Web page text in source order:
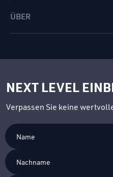
ÜBER
NEXT LEVEL
Verpassen Sie keine